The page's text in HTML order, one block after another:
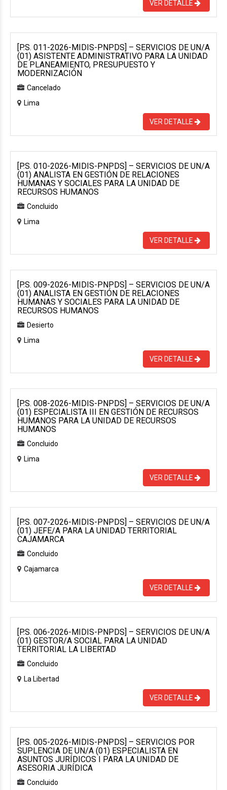
VER DETALLE
[P.S. 011-2026-MIDIS-PNPDS] – SERVICIOS DE UN/A
(01) ASISTENTE ADMINISTRATIVO PARA LA UNIDAD
DE PLANEAMIENTO, PRESUPUESTO Y
MODERNIZACIÓN
Cancelado
Lima
VER DETALLE
[P.S. 010-2026-MIDIS-PNPDS] – SERVICIOS DE UN/A
(01) ANALISTA EN GESTIÓN DE RELACIONES
HUMANAS Y SOCIALES PARA LA UNIDAD DE
RECURSOS HUMANOS
Concluido
Lima
VER DETALLE
[P.S. 009-2026-MIDIS-PNPDS] – SERVICIOS DE UN/A
(01) ANALISTA EN GESTIÓN DE RELACIONES
HUMANAS Y SOCIALES PARA LA UNIDAD DE
RECURSOS HUMANOS
Desierto
Lima
VER DETALLE
[P.S. 008-2026-MIDIS-PNPDS] – SERVICIOS DE UN/A
(01) ESPECIALISTA III EN GESTIÓN DE RECURSOS
HUMANOS PARA LA UNIDAD DE RECURSOS
HUMANOS
Concluido
Lima
VER DETALLE
[P.S. 007-2026-MIDIS-PNPDS] – SERVICIOS DE UN/A
(01) JEFE/A PARA LA UNIDAD TERRITORIAL
CAJAMARCA
Concluido
Cajamarca
VER DETALLE
[P.S. 006-2026-MIDIS-PNPDS] – SERVICIOS DE UN/A
(01) GESTOR/A SOCIAL PARA LA UNIDAD
TERRITORIAL LA LIBERTAD
Concluido
La Libertad
VER DETALLE
[P.S. 005-2026-MIDIS-PNPDS] – SERVICIOS POR
SUPLENCIA DE UN/A (01) ESPECIALISTA EN
ASUNTOS JURÍDICOS I PARA LA UNIDAD DE
ASESORIA JURÍDICA
Concluido